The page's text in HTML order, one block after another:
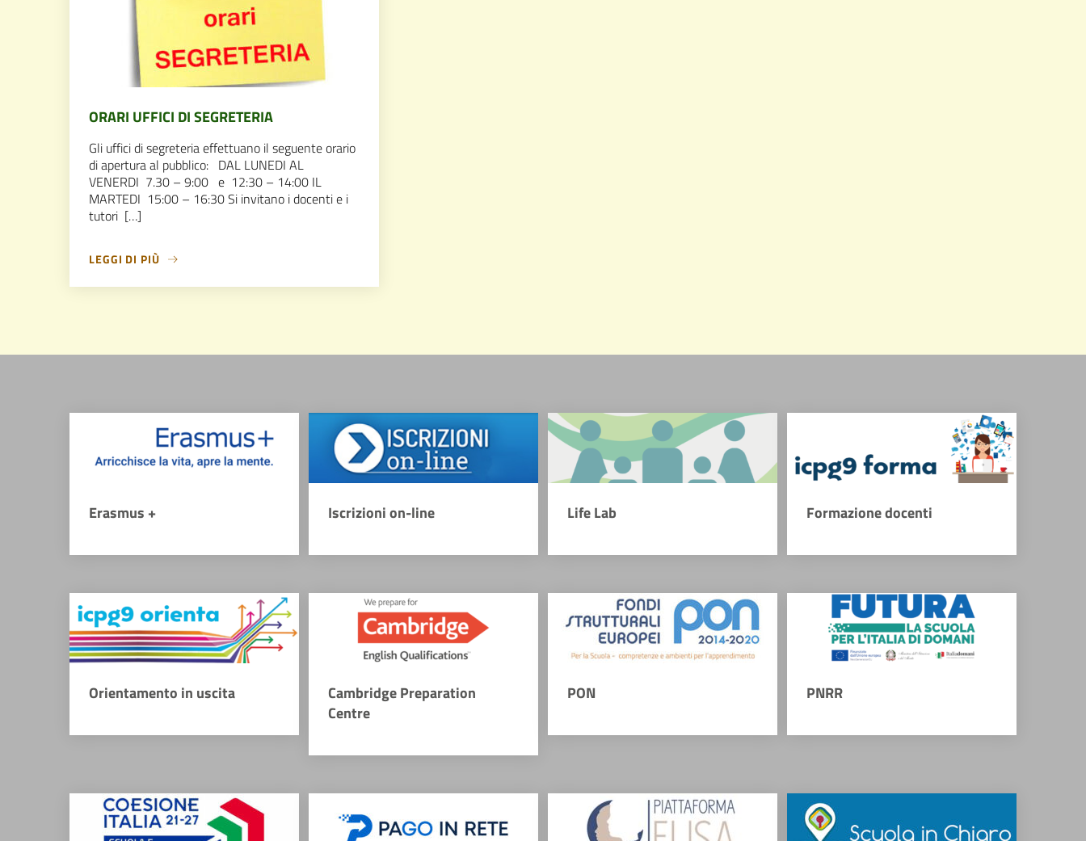
ORARI UFFICI DI SEGRETERIA
Gli uffici di segreteria effettuano il seguente orario
di apertura al pubblico: DAL LUNEDI AL
VENERDI 7.30 – 9:00 e 12:30 – 14:00 IL
MARTEDI 15:00 – 16:30 Si invitano i docenti e i
tutori […]
LEGGI DI PIÙ
Erasmus + Iscrizioni on-line Life Lab Formazione docenti
Orientamento in uscita
Cambridge Preparation
Centre
PON PNRR